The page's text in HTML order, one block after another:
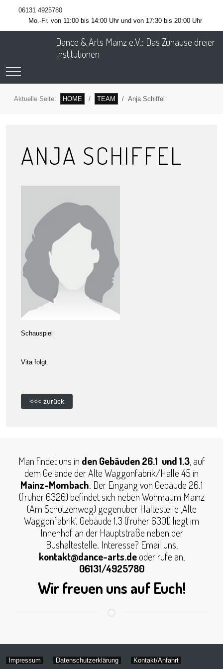
06131 4925780
Mo.-Fr. von 11:00 bis 14:00 Uhr und von 17:30 bis 20:00 Uhr
Dance & Arts Mainz e.V.: Das Zuhause dreier
Institutionen
Mobile Menu Toggle
Aktuelle Seite: HOME TEAM Anja Schiffel
ANJA SCHIFFEL
Schauspiel
Vita folgt
<<< zurück
Man findet uns in den Gebäuden 26.1 und 1.3, auf
dem Gelände der Alte Waggonfabrik/Halle 45 in
Mainz-Mombach. Der Eingang von Gebäude 26.1
(früher 6326) befindet sich neben Wohnraum Mainz
(Am Schützenweg) gegenüber Haltestelle ‚Alte
Waggonfabrik‘. Gebäude 1.3 (früher 6301) liegt im
Innenhof an der Hauptstraße neben der
Bushaltestelle. Interesse? Email uns,
kontakt@dance-arts.deoder rufe an,
06131/4925780
Wir freuen uns auf Euch!
Impressum Datenschutzerklärung Kontakt/Anfahrt